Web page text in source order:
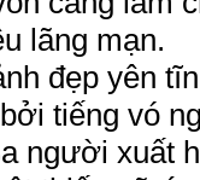
lãng mạn.
đẹp yên
tiếng vó
người xuất